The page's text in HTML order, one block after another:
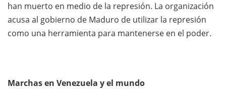
han muerto en medio de la represión. La organización
acusa al gobierno de Maduro de utilizar la represión
como una herramienta para mantenerse en el poder.
Marchas en Venezuela y el mundo